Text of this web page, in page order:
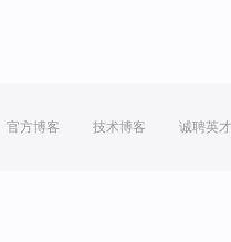
官方博客 技术博客 诚聘英才